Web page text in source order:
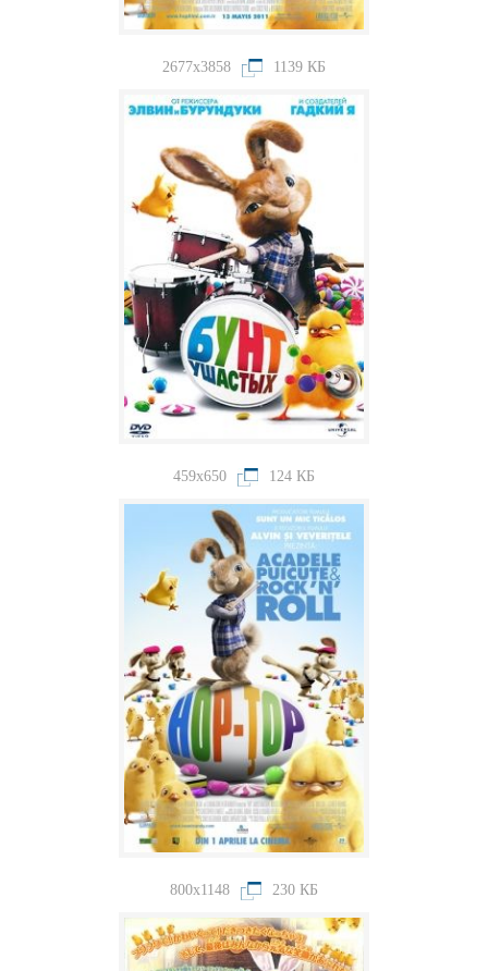
2677x3858 1139 КБ
459x650 124 КБ
800x1148 230 КБ